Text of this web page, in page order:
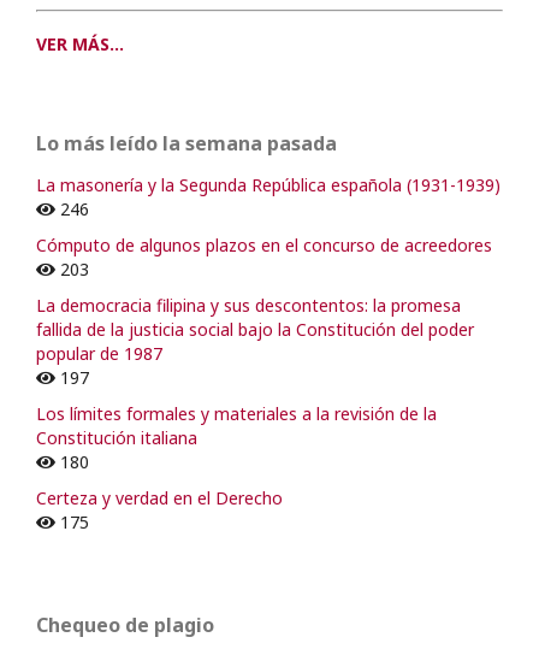
VER MÁS...
Lo más leído la semana pasada
La masonería y la Segunda República española (1931-1939)
246
Cómputo de algunos plazos en el concurso de acreedores
203
La democracia filipina y sus descontentos: la promesa
fallida de la justicia social bajo la Constitución del poder
popular de 1987
197
Los límites formales y materiales a la revisión de la
Constitución italiana
180
Certeza y verdad en el Derecho
175
Chequeo de plagio